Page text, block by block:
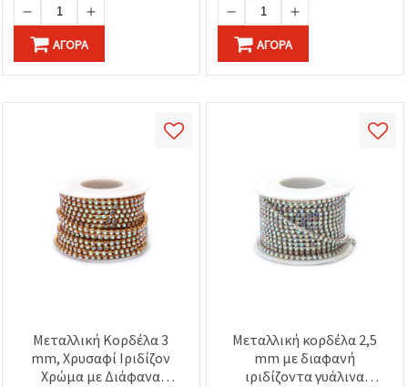
ΑΓΟΡΆ ΑΓΟΡΆ
Μεταλλική Κορδέλα 3
mm, Χρυσαφί Ιριδίζον
Χρώμα με Διάφανα
Μεταλλική κορδέλα 2,5
mm με διαφανή
ιριδίζοντα γυάλινα